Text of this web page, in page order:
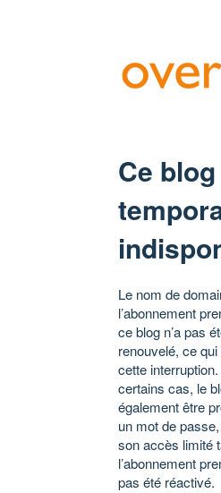
Ce
Le nom de
l’abonnement
ce blog n’a pas
renouvelé, ce
cette
certains cas, le
également être
un mot de
son accès limité
l’abonnement
pas été réactivé.